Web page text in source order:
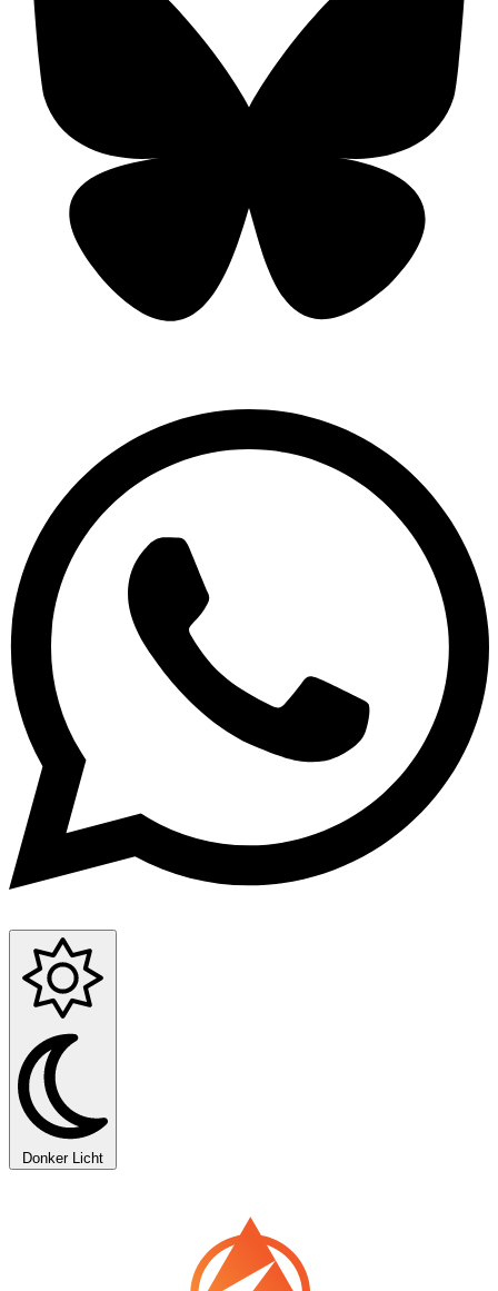
Donker Licht